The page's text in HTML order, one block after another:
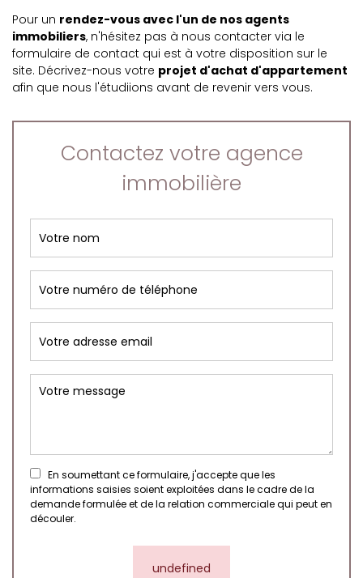
Pour un rendez-vous avec l'un de nos agents
immobiliers, n'hésitez pas à nous contacter via le
formulaire de contact qui est à votre disposition sur le
site. Décrivez-nous votre projet d'achat d'appartement
afin que nous l'étudiions avant de revenir vers vous.
Contactez votre agence
immobilière
En soumettant ce formulaire, j'accepte que les
informations saisies soient exploitées dans le cadre de la
demande formulée et de la relation commerciale qui peut en
découler.
undefined